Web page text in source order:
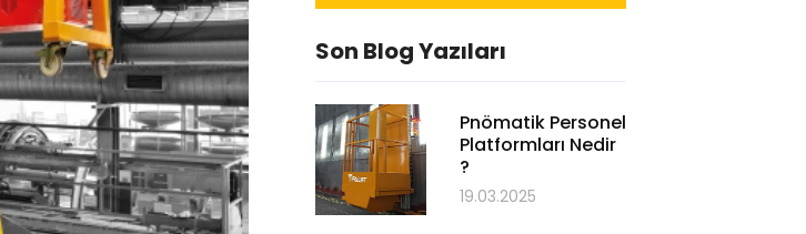
Son Blog Yazıları
Pnömatik Personel
Platformları Nedir
?
19.03.2025